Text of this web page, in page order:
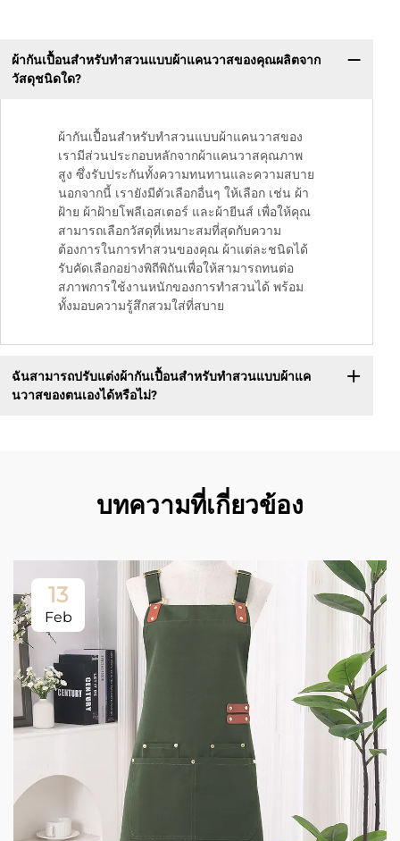
ผ้ากันเปื้อนสำหรับทำสวนแบบผ้าแคนวาสของคุณผลิตจาก
วัสดุชนิดใด?
ผ้ากันเปื้อนสำหรับทำสวนแบบผ้าแคนวาสของ
เรามีส่วนประกอบหลักจากผ้าแคนวาสคุณภาพ
สูง ซึ่งรับประกันทั้งความทนทานและความสบาย
นอกจากนี้ เรายังมีตัวเลือกอื่นๆ ให้เลือก เช่น ผ้า
ฝ้าย ผ้าฝ้ายโพลีเอสเตอร์ และผ้ายีนส์ เพื่อให้คุณ
สามารถเลือกวัสดุที่เหมาะสมที่สุดกับความ
ต้องการในการทำสวนของคุณ ผ้าแต่ละชนิดได้
รับคัดเลือกอย่างพิถีพิถันเพื่อให้สามารถทนต่อ
สภาพการใช้งานหนักของการทำสวนได้ พร้อม
ทั้งมอบความรู้สึกสวมใส่ที่สบาย
ฉันสามารถปรับแต่งผ้ากันเปื้อนสำหรับทำสวนแบบผ้าแค
นวาสของตนเองได้หรือไม่?
บทความที่เกี่ยวข้อง
13
Feb